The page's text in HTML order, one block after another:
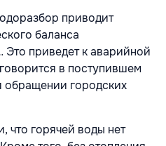
приводит
баланса
Это приведет к аварийной
в поступившем
городских
что горячей воды нет